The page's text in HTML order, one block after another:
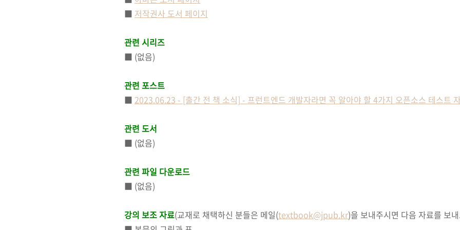
■ 저작권사 도서 페이지
관련 시리즈
■ (없음)
관련 포스트
■ 2023.06.23 - [출간 전 책 소식] - 프런트엔드 개발자라면 꼭 알아야 할 4가지 오픈소스 테스트
관련 도서
■ (없음)
관련 파일 다운로드
■ (없음)
강의 보조 자료(교재로 채택하신 분들은 메일(textbook@jpub.kr)을 보내주시면 다음 자료를 보